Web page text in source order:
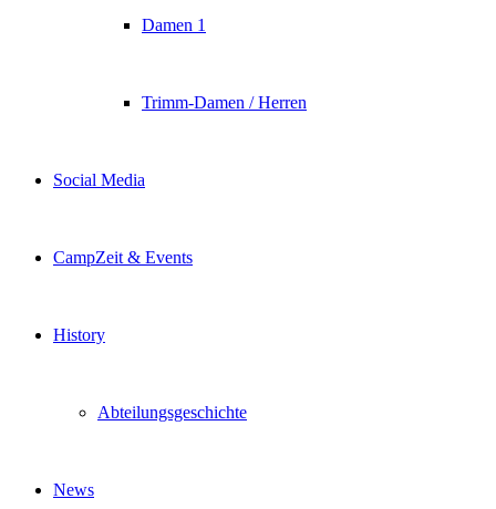
Damen 1
Trimm-Damen / Herren
Social Media
CampZeit & Events
History
Abteilungsgeschichte
News